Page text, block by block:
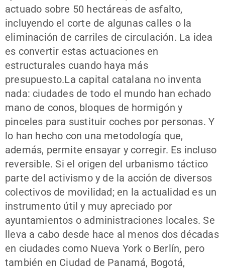
actuado sobre 50 hectáreas de asfalto,
incluyendo el corte de algunas calles o la
eliminación de carriles de circulación. La idea
es convertir estas actuaciones en
estructurales cuando haya más
presupuesto.La capital catalana no inventa
nada: ciudades de todo el mundo han echado
mano de conos, bloques de hormigón y
pinceles para sustituir coches por personas. Y
lo han hecho con una metodología que,
además, permite ensayar y corregir. Es incluso
reversible. Si el origen del urbanismo táctico
parte del activismo y de la acción de diversos
colectivos de movilidad; en la actualidad es un
instrumento útil y muy apreciado por
ayuntamientos o administraciones locales. Se
lleva a cabo desde hace al menos dos décadas
en ciudades como Nueva York o Berlín, pero
también en Ciudad de Panamá, Bogotá,